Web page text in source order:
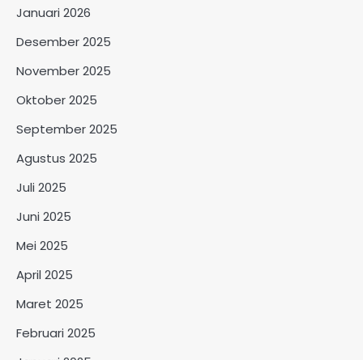
Januari 2026
Desember 2025
November 2025
Oktober 2025
September 2025
Agustus 2025
Juli 2025
Juni 2025
Mei 2025
April 2025
Maret 2025
Februari 2025